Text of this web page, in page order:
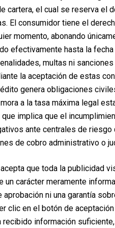
de Cicatrices:
noche de la cirugía.
trata de estar
en poca cantidad; si lo
prescripción médica, y no
médico lo autorice.
días, especialmente al
posquirúrgico hasta la revisión.
cartera, el cual se reserva el
El consumidor tiene el
momento, abonando
efectivamente hasta la
multas ni
la aceptación de estas
genera obligaciones
a la tasa máxima legal
implica que el
ante centrales de riesgo
de cobro administrativo o
acepta que toda la publicidad
un carácter meramente
aprobación ni una garantía
clic en el botón de
recibido información